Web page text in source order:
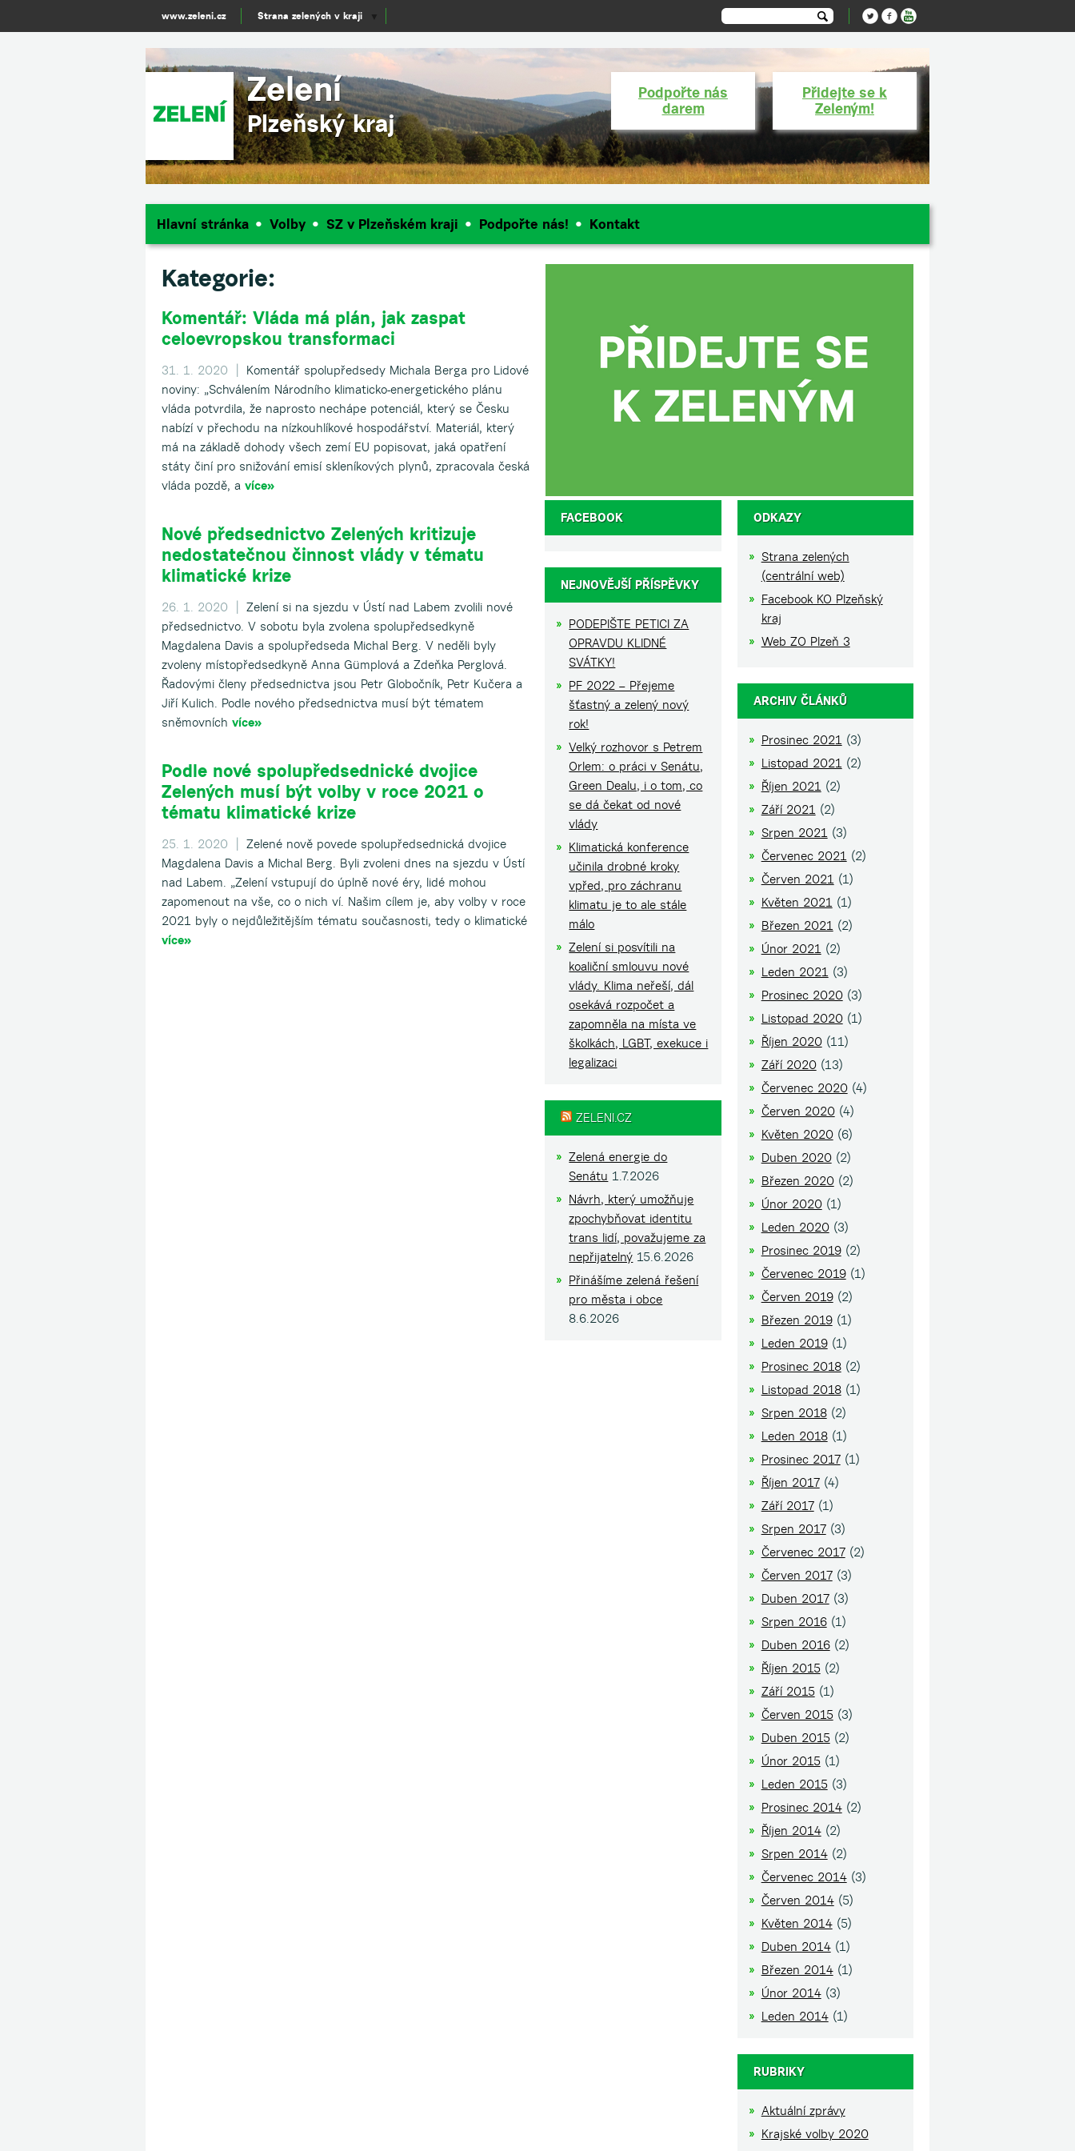
Zelení
Plzeňský kraj
Přidejte se k
Zeleným!
Podpořte nás
darem
Hlavní stránka Volby SZ v Plzeňském kraji Podpořte nás! Kontakt
Kategorie:
Komentář: Vláda má plán, jak zaspat
celoevropskou transformaci
31. 1. 2020 |
Komentář spolupředsedy Michala Berga pro Lidové
noviny: „Schválením Národního klimaticko-energetického plánu
vláda potvrdila, že naprosto nechápe potenciál, který se Česku
nabízí v přechodu na nízkouhlíkové hospodářství. Materiál, který
má na základě dohody všech zemí EU popisovat, jaká opatření
státy činí pro snižování emisí skleníkových plynů, zpracovala česká
vláda pozdě, a více»
Nové předsednictvo Zelených kritizuje
nedostatečnou činnost vlády v tématu
klimatické krize
26. 1. 2020 |
Zelení si na sjezdu v Ústí nad Labem zvolili nové
předsednictvo. V sobotu byla zvolena spolupředsedkyně
Magdalena Davis a spolupředseda Michal Berg. V neděli byly
zvoleny místopředsedkyně Anna Gümplová a Zdeňka Perglová.
Řadovými členy předsednictva jsou Petr Globočník, Petr Kučera a
Jiří Kulich. Podle nového předsednictva musí být tématem
sněmovních více»
Podle nové spolupředsednické dvojice
Zelených musí být volby v roce 2021 o
tématu klimatické krize
25. 1. 2020 |
Zelené nově povede spolupředsednická dvojice
Magdalena Davis a Michal Berg. Byli zvoleni dnes na sjezdu v Ústí
nad Labem. „Zelení vstupují do úplně nové éry, lidé mohou
zapomenout na vše, co o nich ví. Našim cílem je, aby volby v roce
2021 byly o nejdůležitějším tématu současnosti, tedy o klimatické
více»
FACEBOOK
NEJNOVĚJŠÍ PŘÍSPĚVKY
PODEPIŠTE PETICI ZA
OPRAVDU KLIDNÉ
SVÁTKY!
PF 2022 – Přejeme
šťastný a zelený nový
rok!
Velký rozhovor s Petrem
Orlem: o práci v Senátu,
Green Dealu, i o tom, co
se dá čekat od nové
vlády
Klimatická konference
učinila drobné kroky
vpřed, pro záchranu
klimatu je to ale stále
málo
Zelení si posvítili na
koaliční smlouvu nové
vlády. Klima neřeší, dál
osekává rozpočet a
zapomněla na místa ve
školkách, LGBT, exekuce i
legalizaci
ZELENI.CZ
Zelená energie do
Senátu 1.7.2026
Návrh, který umožňuje
zpochybňovat identitu
trans lidí, považujeme za
nepřijatelný 15.6.2026
Přinášíme zelená řešení
pro města i obce
8.6.2026
ODKAZY
Strana zelených
(centrální web)
Facebook KO Plzeňský
kraj
Web ZO Plzeň 3
ARCHIV ČLÁNKŮ
Prosinec 2021 (3)
Listopad 2021 (2)
Říjen 2021 (2)
Září 2021 (2)
Srpen 2021 (3)
Červenec 2021 (2)
Červen 2021 (1)
Květen 2021 (1)
Březen 2021 (2)
Únor 2021 (2)
Leden 2021 (3)
Prosinec 2020(3)
Listopad 2020(1)
Říjen 2020(11)
Září 2020(13)
Červenec 2020(4)
Červen 2020(4)
Květen 2020(6)
Duben 2020(2)
Březen 2020(2)
Únor 2020(1)
Leden 2020(3)
Prosinec 2019(2)
Červenec 2019(1)
Červen 2019(2)
Březen 2019(1)
Leden 2019(1)
Prosinec 2018(2)
Listopad 2018(1)
Srpen 2018(2)
Leden 2018(1)
Prosinec 2017(1)
Říjen 2017(4)
Září 2017(1)
Srpen 2017(3)
Červenec 2017(2)
Červen 2017(3)
Duben 2017(3)
Srpen 2016(1)
Duben 2016(2)
Říjen 2015(2)
Září 2015(1)
Červen 2015(3)
Duben 2015(2)
Únor 2015(1)
Leden 2015(3)
Prosinec 2014(2)
Říjen 2014(2)
Srpen 2014(2)
Červenec 2014(3)
Červen 2014(5)
Květen 2014(5)
Duben 2014(1)
Březen 2014(1)
Únor 2014(3)
Leden 2014(1)
RUBRIKY
Aktuální zprávy
Krajské volby 2020
www.zeleni.cz Strana zelených v kraji ▼